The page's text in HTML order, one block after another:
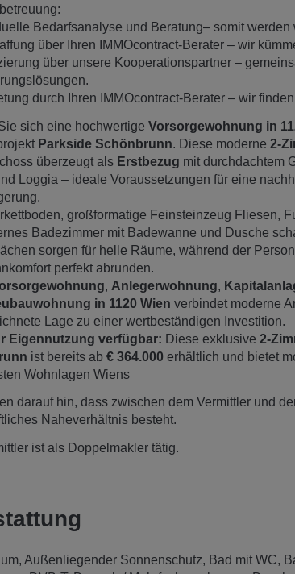
Bedarfsanalyse und Beratung– somit
über Ihren IMMOcontract-Berater – wir
über unsere Kooperationspartner –
durch Ihren IMMOcontract-Berater – wir
sich eine hochwertige Vorsorgewohnung in
Parkside Schönbrunn. Diese moderne 2-
überzeugt als Erstbezug mit durchdachtem
Loggia – ideale Voraussetzungen für eine
großformatige Feinsteinzeug Fliesen,
Badezimmer mit Badewanne und Dusche
sorgen für helle Räume, während der
perfekt abrunden.
, Anlegerwohnung,
in 1120 Wien verbindet moderne
Lage zu einer wertbeständigen Investition.
Eigennutzung verfügbar: Diese exklusive 2-
ist bereits ab € 364.000 erhältlich und bietet
Wohnlagen Wiens
darauf hin, dass zwischen dem Vermittler und
Naheverhältnis besteht.
ist als Doppelmakler tätig.
Außenliegender Sonnenschutz Bad mit WC